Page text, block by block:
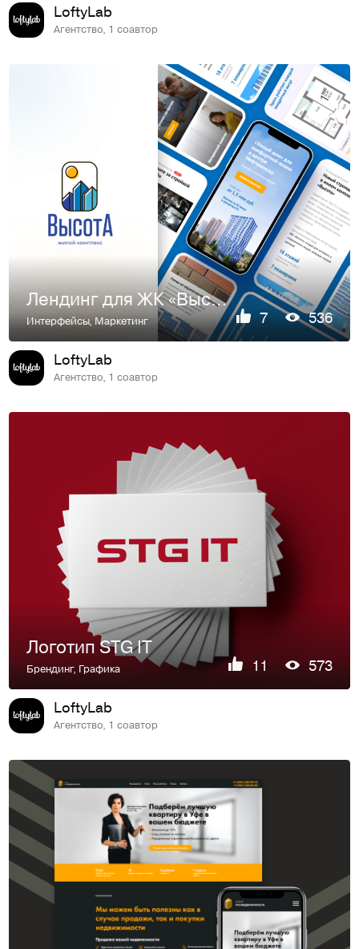
LoftyLab
Агентство, 1 соавтор
Лендинг для ЖК «Высота»
Интерфейсы,Маркетинг 7 536
LoftyLab
Агентство, 1 соавтор
Логотип STG IT
Брендинг, Графика 11 573
LoftyLab
Агентство, 1 соавтор